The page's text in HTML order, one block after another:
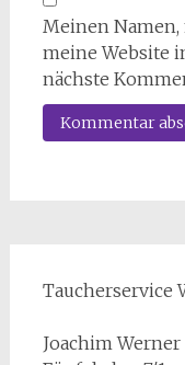
Meinen Namen,
meine Website
nächste
Taucherservice
Joachim Werner